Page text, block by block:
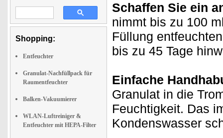
Shopping:
Entfeuchter
Granulat-Nachfüllpack für
Raumentfeuchter
Balken-Vakuumierer
WLAN-Luftreiniger &
Entfeuchter mit HEPA-Filter
Schaffen Sie ein
nimmt bis zu 100
Füllung
bis zu 45 Tage
Einfache
Granulat in die
Feuchtigkeit. Das
Kondenswasser